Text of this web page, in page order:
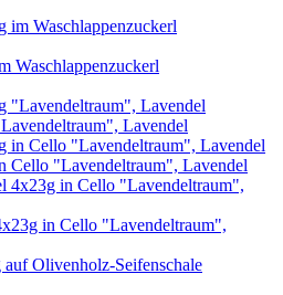
Waschlappenzuckerl
Lavendel
Cello "Lavendeltraum", Lavendel
in Cello "Lavendeltraum",